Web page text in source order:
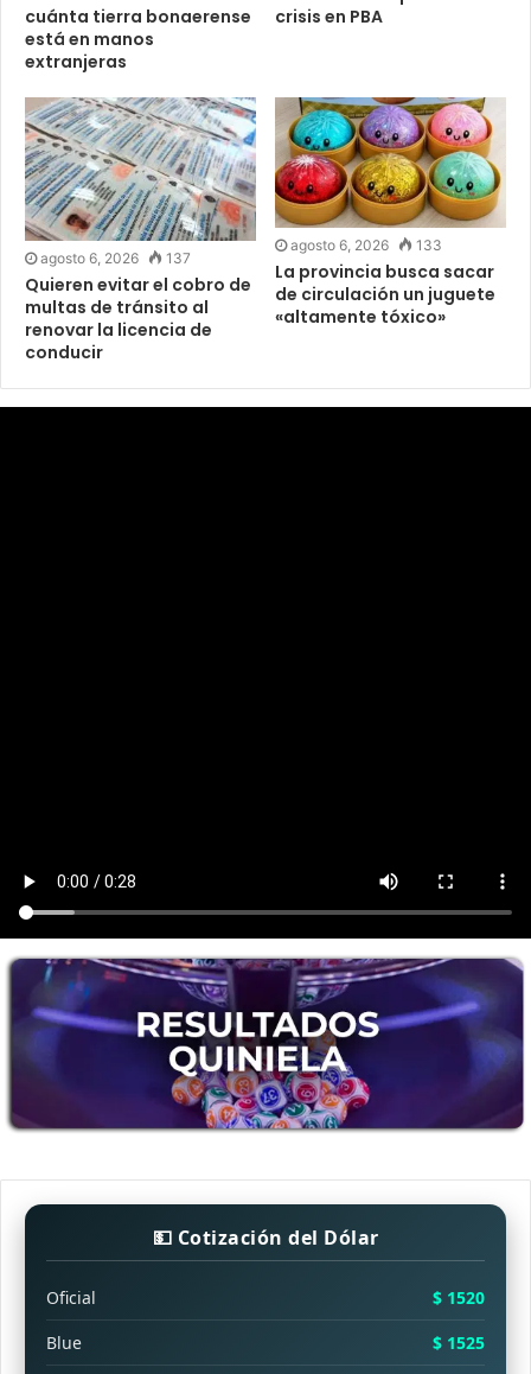
cuánta tierra bonaerense
está en manos
extranjeras
crisis en PBA
agosto 6, 2026 137
Quieren evitar el cobro de
multas de tránsito al
renovar la licencia de
conducir
agosto 6, 2026 133
La provincia busca sacar
de circulación un juguete
«altamente tóxico»
💵 Cotización del Dólar
Oficial
$ 1520
Blue
$ 1525